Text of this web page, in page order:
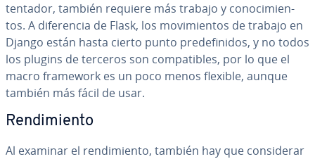
tentador, también requiere más trabajo y co­no­ci­mie­n­
tos. A di­fe­re­n­cia de Flask, los mo­vi­mie­n­tos de trabajo en
Django están hasta cierto punto pre­de­fi­ni­dos, y no todos
los plugins de terceros son co­m­pa­ti­bles, por lo que el
macro framework es un poco menos flexible, aunque
también más fácil de usar.
Re­n­di­mie­n­to
Al examinar el re­n­di­mie­n­to, también hay que co­n­si­de­rar